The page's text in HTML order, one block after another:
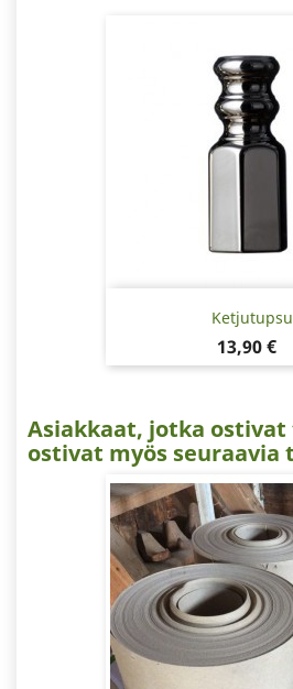
Ketjutupsu
Hinta
13,90 €
Asiakkaat, jotka
ostivat myös